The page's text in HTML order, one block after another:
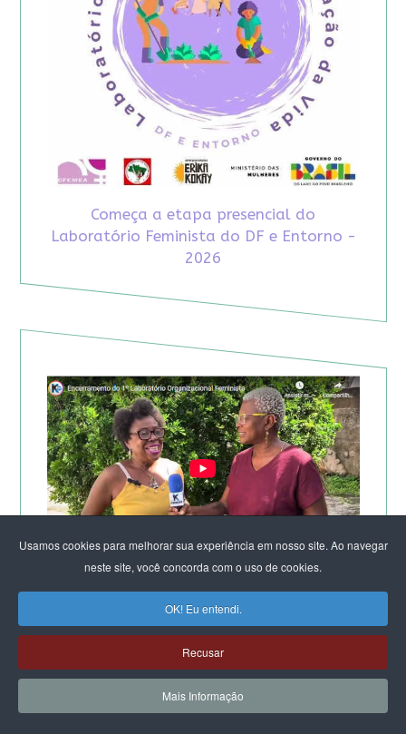
Usamos cookies para melhorar sua experiência em nosso site. Ao navegar
neste site, você concorda com o uso de cookies.
OK! Eu entendi.
Recusar
Mais Informação
Começa a etapa presencial do
Laboratório Feminista do DF e Entorno -
2026
DE SALVADOR